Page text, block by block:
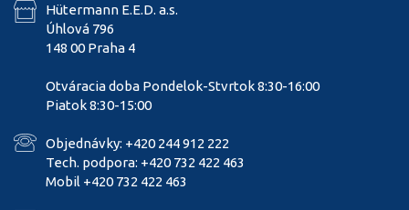
Hütermann E.E.D. a.s.
Úhlová 796
148 00 Praha 4
Otváracia doba Pondelok-Stvrtok 8:30-16:00
Piatok 8:30-15:00
Objednávky: +420 244 912 222
Tech. podpora: +420 732 422 463
Mobil +420 732 422 463